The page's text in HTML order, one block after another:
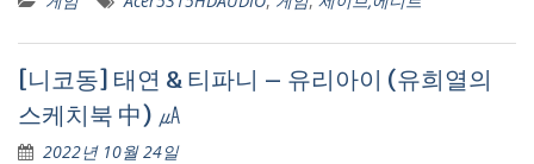
[니코동] 태연 & 티파니 – 유리아이 (유희열의
스케치북 中) ㎂
2022년 10월 24일